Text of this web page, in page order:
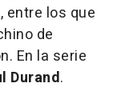
, entre los que
de
En la serie
Durand.